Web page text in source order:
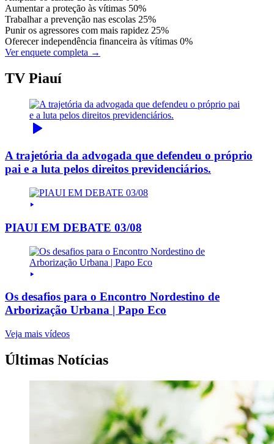
Aumentar a proteção às vítimas 50%
Trabalhar a prevenção nas escolas 25%
Punir os agressores com mais rapidez 25%
Oferecer independência financeira às vítimas 0%
Ver enquete completa →
TV Piauí
A trajetória da advogada que defendeu o próprio
pai e a luta pelos direitos previdenciários.
PIAUI EM DEBATE 03/08
Os desafios para o Encontro Nordestino de
Arborização Urbana | Papo Eco
Veja mais vídeos
Últimas Notícias